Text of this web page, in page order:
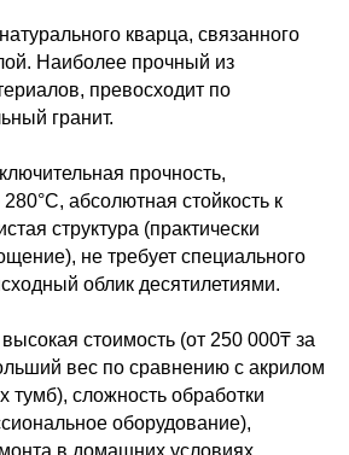
кварца, связанного
Наиболее прочный из
превосходит по
гранит.
прочность,
абсолютная стойкость к
структура (практически
не требует специального
облик десятилетиями.
стоимость (от 250 000₸ за
вес по сравнению с акрилом
тумб), сложность обработки
оборудование),
в домашних условиях.